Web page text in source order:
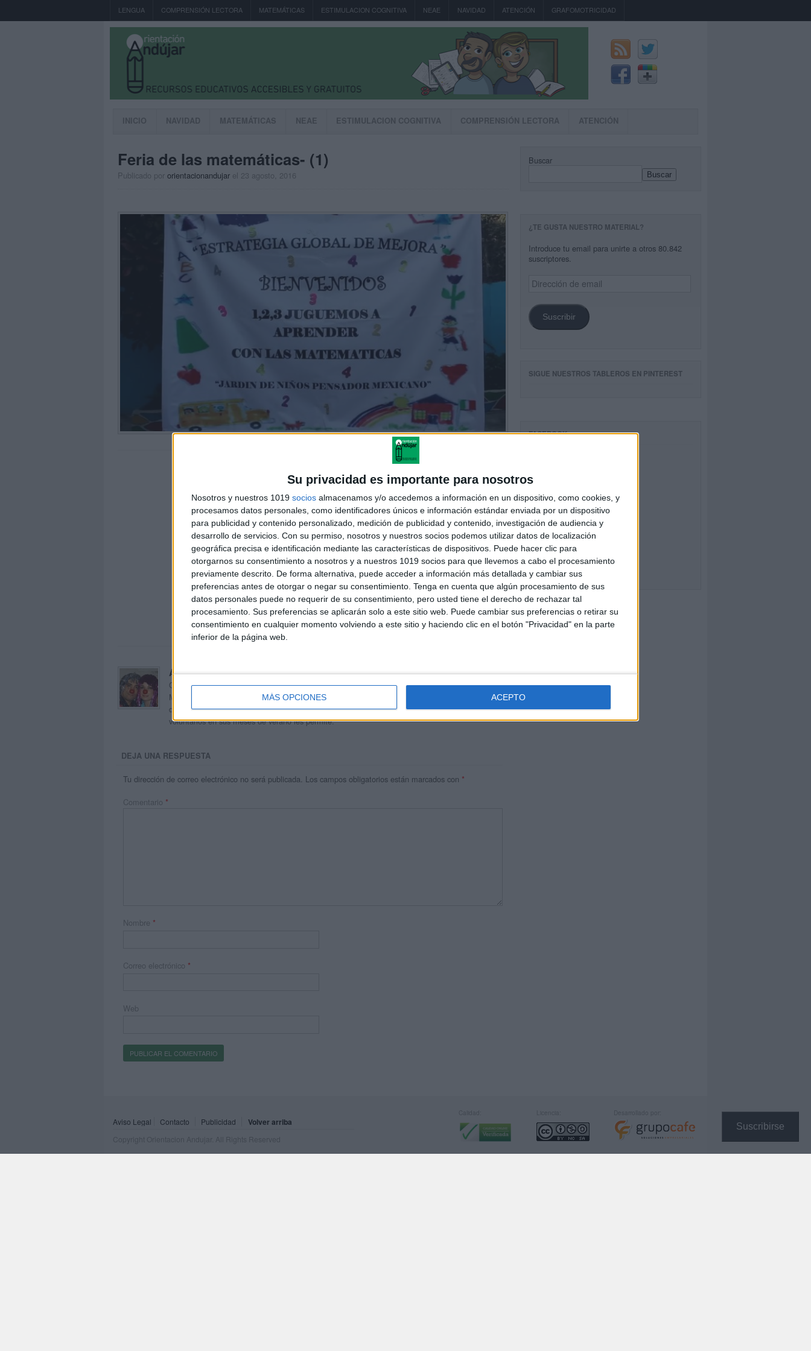
Su privacidad es importante para nosotros
Nosotros y nuestros 1019 socios almacenamos y/o accedemos a información en un dispositivo, como cookies, y
procesamos datos personales, como identificadores únicos e información estándar enviada por un dispositivo
para publicidad y contenido personalizado, medición de publicidad y contenido, investigación de audiencia y
desarrollo de servicios. Con su permiso, nosotros y nuestros socios podemos utilizar datos de localización
geográfica precisa e identificación mediante las características de dispositivos. Puede hacer clic para
otorgarnos su consentimiento a nosotros y a nuestros 1019 socios para que llevemos a cabo el procesamiento
previamente descrito. De forma alternativa, puede acceder a información más detallada y cambiar sus
preferencias antes de otorgar o negar su consentimiento. Tenga en cuenta que algún procesamiento de sus
datos personales puede no requerir de su consentimiento, pero usted tiene el derecho de rechazar tal
procesamiento. Sus preferencias se aplicarán solo a este sitio web. Puede cambiar sus preferencias o retirar su
consentimiento en cualquier momento volviendo a este sitio y haciendo clic en el botón "Privacidad" en la parte
inferior de la página web.
MÁS OPCIONES ACEPTO
Suscribirse
LENGUA COMPRENSIÓN LECTORA MATEMÁTICAS ESTIMULACION COGNITIVA NEAE NAVIDAD ATENCIÓN GRAFOMOTRICIDAD
INICIO NAVIDAD MATEMÁTICAS NEAE ESTIMULACION COGNITIVA COMPRENSIÓN LECTORA ATENCIÓN
Feria de las matemáticas- (1)
Publicado por orientacionandujar el 23 agosto, 2016
Acerca de orientacionandujar
Orientación Andújar no es solo un blog, es la apuesta personal de dos profesores Ginés y
Maribel, que además de ser pareja, son los encargados de los contenidos que encontramos
dentro del blog y en el cual, vuelcan la mayor parte del tiempo, que sus tareas como docentes, y
voluntarios en sus meses de verano les permite.
DEJA UNA RESPUESTA
Tu dirección de correo electrónico no será publicada. Los campos obligatorios están marcados con *
Comentario *
Nombre *
Correo electrónico *
Web
Buscar
Buscar
¿TE GUSTA NUESTRO MATERIAL?
Introduce tu email para unirte a otros 80.842
suscriptores.
Dirección
de
Suscribir
SIGUE NUESTROS TABLEROS EN PINTEREST
FACEBOOK
Aviso Legal Contacto Publicidad Volver arriba